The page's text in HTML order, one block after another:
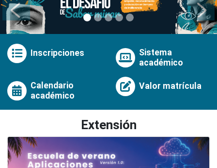
Anterior
Inscripciones
Sistema
académico
Calendario
académico
Valor matrícula
Extensión